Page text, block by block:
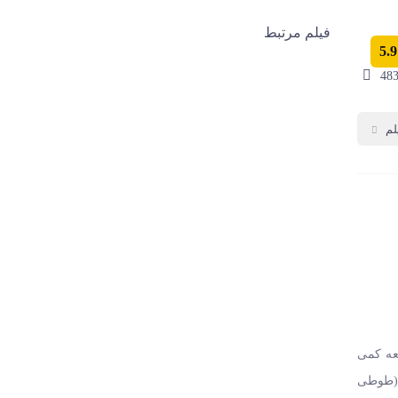
5.9
کمی
(طوطی
فیلم مرتبط